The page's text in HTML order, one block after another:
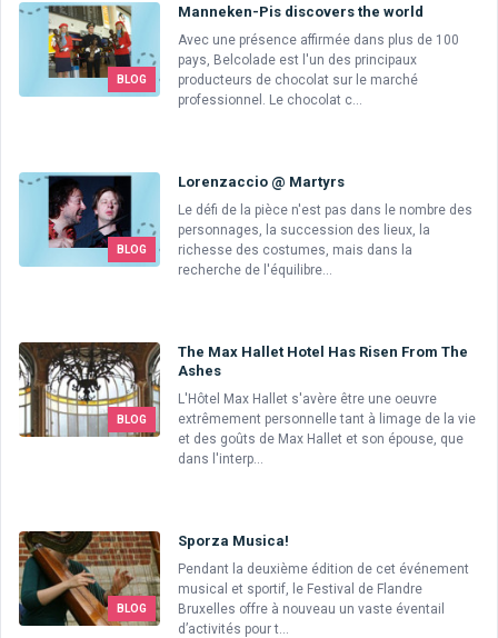
BLOG
Manneken-Pis discovers the world
Avec une présence affirmée dans plus de 100
pays, Belcolade est l'un des principaux
producteurs de chocolat sur le marché
professionnel. Le chocolat c...
BLOG
Lorenzaccio @ Martyrs
Le défi de la pièce n'est pas dans le nombre des
personnages, la succession des lieux, la
richesse des costumes, mais dans la
recherche de l'équilibre...
BLOG
The Max Hallet Hotel Has Risen From The
Ashes
L'Hôtel Max Hallet s'avère être une oeuvre
extrêmement personnelle tant à limage de la vie
et des goûts de Max Hallet et son épouse, que
dans l'interp...
BLOG
Sporza Musica!
Pendant la deuxième édition de cet événement
musical et sportif, le Festival de Flandre
Bruxelles offre à nouveau un vaste éventail
d’activités pour t...